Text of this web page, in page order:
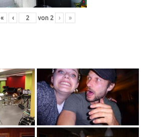
« ‹ von 2 › »